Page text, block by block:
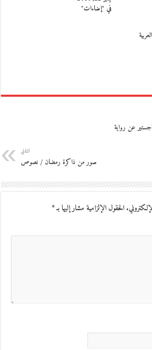
في "إضاءات"
عن رواية
التالي
صور من ذاكرة رمضان / نصوص
الحقول الإلزامية مشار إليها بـ*